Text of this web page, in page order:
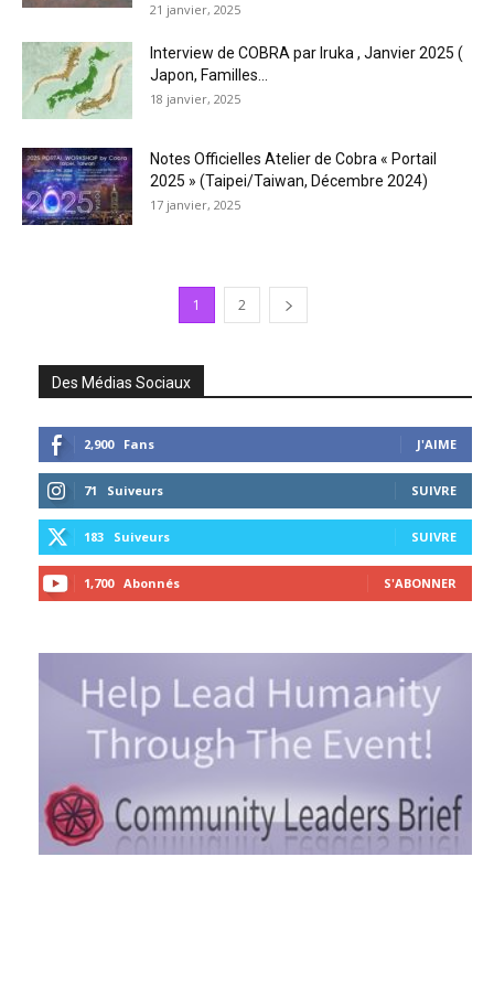
21 janvier, 2025
Interview de COBRA par Iruka , Janvier 2025 (
Japon, Familles...
18 janvier, 2025
Notes Officielles Atelier de Cobra « Portail
2025 » (Taipei/Taiwan, Décembre 2024)
17 janvier, 2025
1 2
Des Médias Sociaux
2,900 Fans J'AIME
71 Suiveurs SUIVRE
183 Suiveurs SUIVRE
1,700 Abonnés S'ABONNER